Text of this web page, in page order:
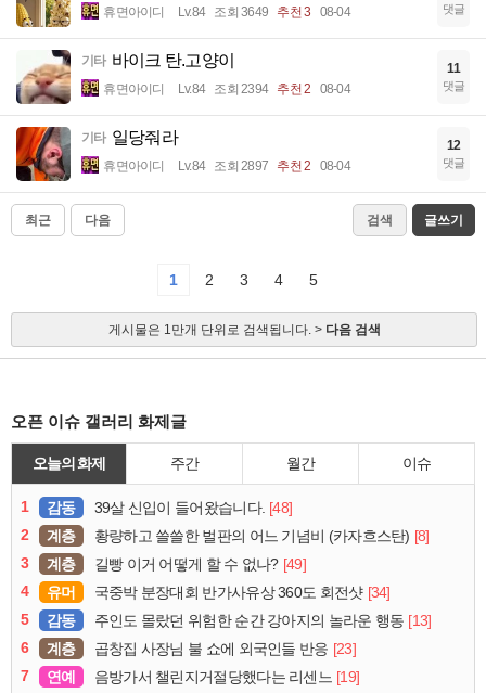
휴면아이디 Lv.84 조회 3649 추천 3 08-04 댓글
기타 바이크 탄.고양이
휴면아이디 Lv.84 조회 2394 추천 2 08-04
11
댓글
기타 일당줘라
휴면아이디 Lv.84 조회 2897 추천 2 08-04
12
댓글
최근 다음 검색 글쓰기
1 2 3 4 5
게시물은 1만개 단위로 검색됩니다. > 다음 검색
오픈 이슈 갤러리 화제글
오늘의 화제 주간 월간 이슈
1 감동 39살 신입이 들어왔습니다. [48]
2
계층 황량하고 쓸쓸한 벌판의 어느 기념비 (카자흐스탄) [8]
3
계층 길빵 이거 어떻게 할 수 없나? [49]
4
유머 국중박 분장대회 반가사유상 360도 회전샷 [34]
5
감동 주인도 몰랐던 위험한 순간 강아지의 놀라운 행동 [13]
6
계층 곱창집 사장님 불 쇼에 외국인들 반응 [23]
7
연예 음방가서 챌린지거절당했다는 리센느 [19]